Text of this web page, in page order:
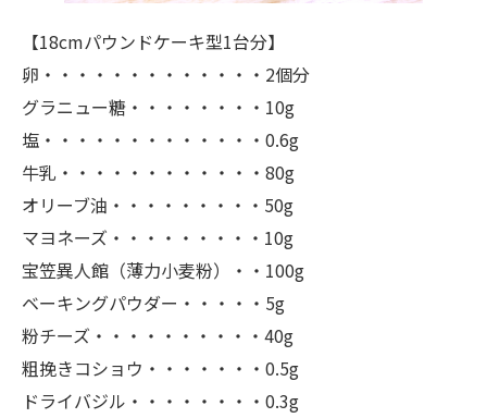
【18cmパウンドケーキ型1台分】
卵・・・・・・・・・・・・・2個分
グラニュー糖・・・・・・・・10g
塩・・・・・・・・・・・・・0.6g
牛乳・・・・・・・・・・・・80g
オリーブ油・・・・・・・・・50g
マヨネーズ・・・・・・・・・10g
宝笠異人館（薄力小麦粉）・・100g
ベーキングパウダー・・・・・5g
粉チーズ・・・・・・・・・・40g
粗挽きコショウ・・・・・・・0.5g
ドライバジル・・・・・・・・0.3g